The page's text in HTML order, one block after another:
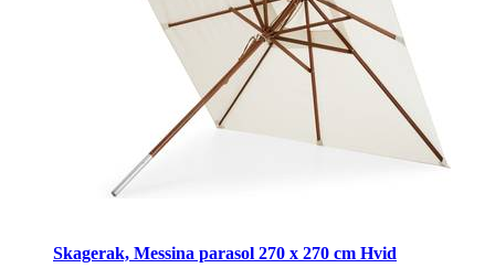
Skagerak, Messina parasol 270 x 270 cm Hvid